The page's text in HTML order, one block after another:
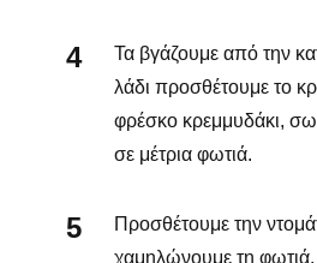
Τα βγάζουμε από την
λάδι προσθέτουμε το
φρέσκο κρεμμυδάκι,
σε μέτρια φωτιά.
Προσθέτουμε την
χαμηλώνουμε τη φωτιά.